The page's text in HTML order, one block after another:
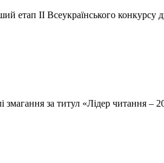
етап II Всеукраїнського
змагання за титул «Лідер читання –